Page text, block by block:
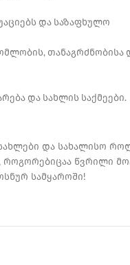
და საზაფხულო
თანაგრძნობისა
და სახლის საქმეები.
სახლები და სახალისო
როგორებიცაა წვრილი
სამყაროში!